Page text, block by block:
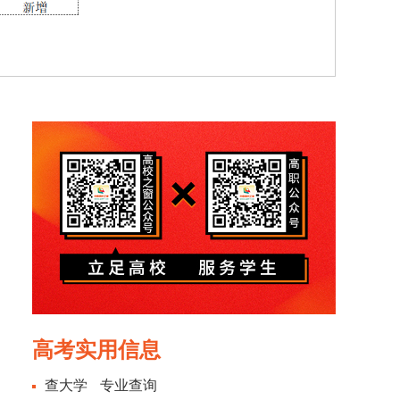
高考实用信息
查大学 专业查询